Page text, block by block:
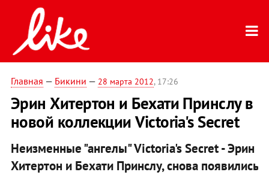
Главная — Бикини — 28 марта 2012, 17:26
Эрин Хитертон и Бехати Принслу в
новой коллекции Victoria's Secret
Неизменные "ангелы" Victoria's Secret - Эрин
Хитертон и Бехати Принслу, снова появились